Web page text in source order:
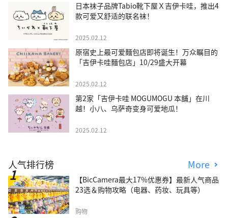
日本袜子品牌Tabio靴下屋Ｘ吉伊卡哇，推出4
款可爱又舒适的联名袜！
2025.02.12
原宿史上最可爱麵包店即将诞生！万众瞩目的
「吉伊卡哇麵包店」10/29盛大开幕
2025.02.12
第2家「吉伊卡哇 MOGUMOGU 本舖」在川
越！小八、乌萨奇变身可爱地瓜！
2025.02.12
人气排行榜 More
【BicCamera最大17%优惠券】最新人气商品
23选＆购物攻略（电器、药妆、玩具等）
购物